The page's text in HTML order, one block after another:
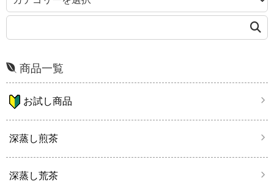
商品一覧
お試し商品
深蒸し煎茶
深蒸し荒茶